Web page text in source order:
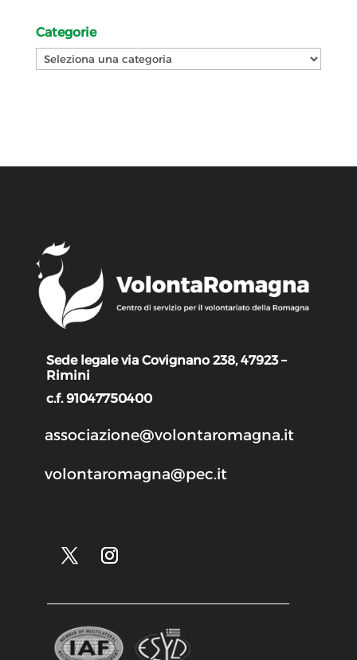
Categorie
Categorie
Sede legale via Covignano 238, 47923 –
Rimini
c.f. 91047750400
associazione@volontaromagna.it
volontaromagna@pec.it